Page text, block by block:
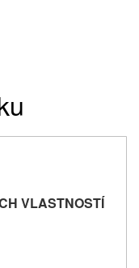
VLASTNOSTÍ